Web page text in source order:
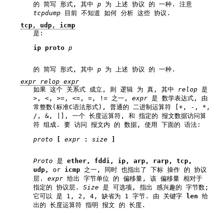
的 简写 形式, 其中 p
为 上述 协议 的 一种. 注意
tcpdump
目前 不知道 如何 分析 这些 协议.
tcp , udp , icmp
是:
ip proto p
的 简写 形式, 其中 p 为 上述 协议 的 一种.
expr relop expr
如果 这个 关系式 成立, 则 逻辑 为 真, 其中 relop 是
>, <, >=, <=, =, != 之一, expr 是 数学表达式, 由
常整数(标准C语法形式), 普通的 二进制运算符 [+, -, *,
/, &, |], 一个 长度运算符, 和 指定的 报文数据访问算
符 组成. 要 访问 报文内 的 数据, 使用 下面的 语法:
proto [ expr : size ]
Proto 是 ether, fddi,
ip, arp, rarp, tcp,
udp, or icmp 之一, 同时 也指出了 下标 操作 的 协议
层. expr 给出 字节单位 的 偏移量, 该 偏移量 相对于
指定的 协议层. Size 是 可选项, 指出 感兴趣的 字节数;
它可以 是 1, 2, 4, 缺省为 1 字节. 由 关键字 len
出的 长度运算符 指明 报文 的 长度.